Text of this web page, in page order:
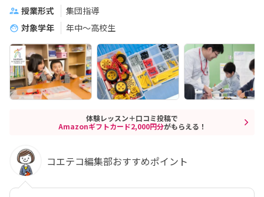
授業形式
集団指導
対象学年
年中～高校生
体験レッスン＋口コミ投稿で
Amazonギフトカード2,000円分がもらえる！
コエテコ編集部おすすめポイント